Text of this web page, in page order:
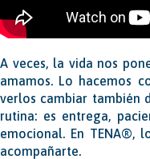
A veces, la vida nos
amamos. Lo hacemos
verlos cambiar también
rutina: es entrega,
emocional. En TENA®,
acompañarte.